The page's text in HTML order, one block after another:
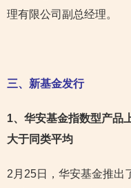
理有限公司副总经理。
三、新基金发行
1、华安基金指数型产品
大于同类平均
2月25日，华安基金推出